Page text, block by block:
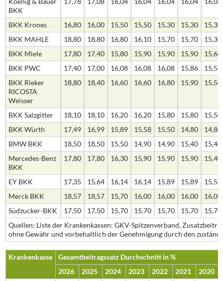
BKK
BKK Krones 16,80 16,00 15,50 15,50 15,30 15,30
15,30
BKK MAHLE
18,80 18,80 16,80 16,10 15,70 15,70
15,30
BKK Miele
17,80 17,40 15,80 15,90 15,90 15,90
15,60
BKK PWC
17,40 17,00 16,08 16,08 16,08 15,86
15,58
BKK Rieker
RICOSTA
Weisser
18,80 18,40 16,60 16,60 16,80 15,90 15,50
BKK Salzgitter 18,10 18,10 16,20 16,20 15,80 15,80
15,50
BKK Würth
17,49 16,99 15,89 15,58 15,50 14,80
14,80
BMW BKK
18,50 18,50 15,50 14,90 14,90 15,40
15,40
Mercedes-Benz
BKK
17,80 17,80 16,30 15,90 15,90 15,90 15,40
EY BKK 17,35 15,64 16,14 16,14 15,89 15,89
15,54
Merck BKK
18,57 18,57 15,70 16,00 16,00 16,00
16,00
Südzucker-BKK
17,50 17,50 15,70 15,70 15,70 15,70
15,70
Quellen: Liste der Krankenkassen: GKV-Spitzenverband,
ohne Gewähr und vorbehaltlich der Genehmigung durch den
Krankenkasse
Gesamtbeitragssatz Durchschnitt in %
2026
2025 2024 2023 2022 2021 2020